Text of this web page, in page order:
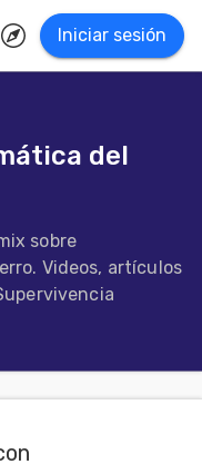
Iniciar sesión
del
sobre
Videos, artículos